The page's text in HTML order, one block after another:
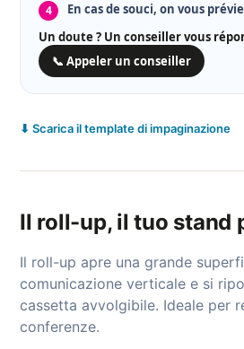
En cas de souci, on vous
Un doute ? Un conseiller vous
📞 Appeler un conseiller
⬇ Scarica il template di impaginazione
Il roll-up, il tuo stand
Il roll-up apre una grande
comunicazione verticale e si
cassetta avvolgibile. Ideale per
conferenze.